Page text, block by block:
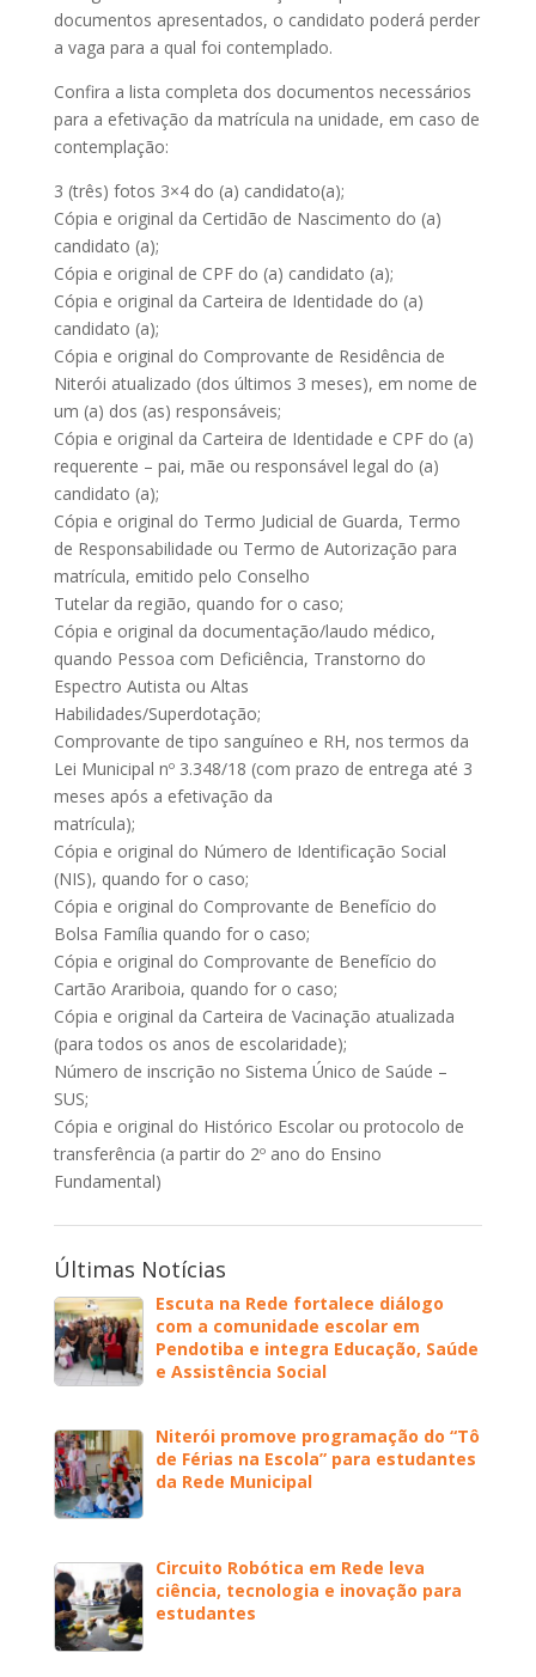
documentos apresentados, o candidato poderá perder
a vaga para a qual foi contemplado.
Confira a lista completa dos documentos necessários
para a efetivação da matrícula na unidade, em caso de
contemplação:
3 (três) fotos 3×4 do (a) candidato(a);
Cópia e original da Certidão de Nascimento do (a)
candidato (a);
Cópia e original de CPF do (a) candidato (a);
Cópia e original da Carteira de Identidade do (a)
candidato (a);
Cópia e original do Comprovante de Residência de
Niterói atualizado (dos últimos 3 meses), em nome de
um (a) dos (as) responsáveis;
Cópia e original da Carteira de Identidade e CPF do (a)
requerente – pai, mãe ou responsável legal do (a)
candidato (a);
Cópia e original do Termo Judicial de Guarda, Termo
de Responsabilidade ou Termo de Autorização para
matrícula, emitido pelo Conselho
Tutelar da região, quando for o caso;
Cópia e original da documentação/laudo médico,
quando Pessoa com Deficiência, Transtorno do
Espectro Autista ou Altas
Habilidades/Superdotação;
Comprovante de tipo sanguíneo e RH, nos termos da
Lei Municipal nº 3.348/18 (com prazo de entrega até 3
meses após a efetivação da
matrícula);
Cópia e original do Número de Identificação Social
(NIS), quando for o caso;
Cópia e original do Comprovante de Benefício do
Bolsa Família quando for o caso;
Cópia e original do Comprovante de Benefício do
Cartão Arariboia, quando for o caso;
Cópia e original da Carteira de Vacinação atualizada
(para todos os anos de escolaridade);
Número de inscrição no Sistema Único de Saúde –
SUS;
Cópia e original do Histórico Escolar ou protocolo de
transferência (a partir do 2º ano do Ensino
Fundamental)
Últimas Notícias
Escuta na Rede fortalece diálogo
com a comunidade escolar em
Pendotiba e integra Educação, Saúde
e Assistência Social
Niterói promove programação do “Tô
de Férias na Escola” para estudantes
da Rede Municipal
Circuito Robótica em Rede leva
ciência, tecnologia e inovação para
estudantes